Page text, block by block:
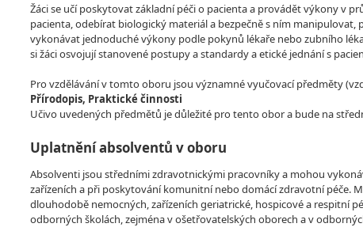
Žáci se učí poskytovat základní péči o pacienta a provádět výkony v
pacienta, odebírat biologický materiál a bezpečně s ním
vykonávat jednoduché výkony podle pokynů lékaře nebo zubního
si žáci osvojují stanovené postupy a standardy a etické jednání s
Pro vzdělávání v tomto oboru jsou významné vyučovací předměty
Přírodopis, Praktické činnosti
Učivo uvedených předmětů je důležité pro tento obor a bude na
Uplatnění absolventů v oboru
Absolventi jsou středními zdravotnickými pracovníky a mohou
zařízeních a při poskytování komunitní nebo domácí zdravotní péče.
dlouhodobě nemocných, zařízeních geriatrické, hospicové a respitní
odborných školách, zejména v ošetřovatelských oborech a v